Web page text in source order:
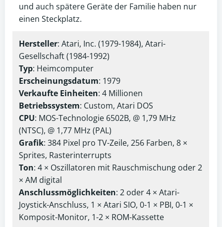
und auch spätere Geräte der Familie haben nur
einen Steckplatz.
Hersteller: Atari, Inc. (1979-1984), Atari-
Gesellschaft (1984-1992)
Typ: Heimcomputer
Erscheinungsdatum: 1979
Verkaufte Einheiten: 4 Millionen
Betriebssystem: Custom, Atari DOS
CPU: MOS-Technologie 6502B, @ 1,79 MHz
(NTSC), @ 1,77 MHz (PAL)
Grafik: 384 Pixel pro TV-Zeile, 256 Farben, 8 ×
Sprites, Rasterinterrupts
Ton: 4 × Oszillatoren mit Rauschmischung oder 2
× AM digital
Anschlussmöglichkeiten: 2 oder 4 × Atari-
Joystick-Anschluss, 1 × Atari SIO, 0-1 × PBI, 0-1 ×
Komposit-Monitor, 1-2 × ROM-Kassette